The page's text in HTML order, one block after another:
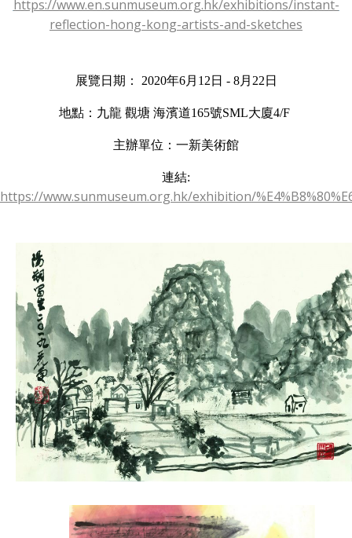
https://www.en.sunmuseum.org.hk/exhibitions/instant-
reflection-hong-kong-artists-and-sketches
展覽日期： 2020年6月12日 - 8月22日
地點：九龍 觀塘 海濱道165號SML大廈4/F
主辦單位：一新美術館
連結:
https://www.sunmuseum.org.hk/exhibition/